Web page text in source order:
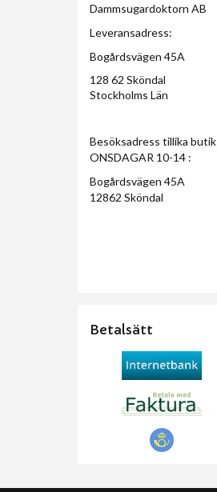
Dammsugardoktorn AB
Leveransadress:
Bogårdsvägen 45A
128 62 Sköndal
Stockholms Län
Besöksadress tillika butik
ONSDAGAR 10-14 :
Bogårdsvägen 45A
12862 Sköndal
Betalsätt